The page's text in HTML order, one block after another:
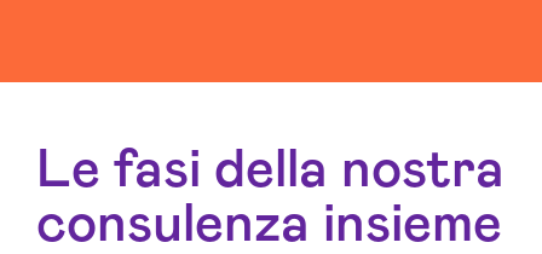
Le fasi della nostra
consulenza insieme